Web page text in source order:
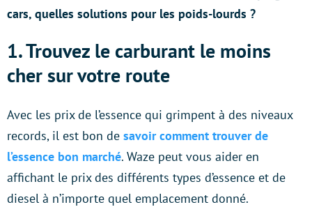
cars, quelles solutions pour les poids-lourds ?
1. Trouvez le carburant le moins
cher sur votre route
Avec les prix de l’essence qui grimpent à des niveaux
records, il est bon de savoir comment trouver de
l’essence bon marché. Waze peut vous aider en
affichant le prix des différents types d’essence et de
diesel à n’importe quel emplacement donné.